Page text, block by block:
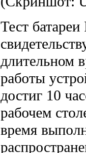
Тест
длительном
работы
достиг 10
рабочем
время